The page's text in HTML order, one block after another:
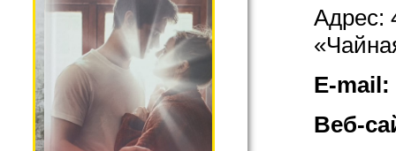
Адрес:
E-mail:
Веб-